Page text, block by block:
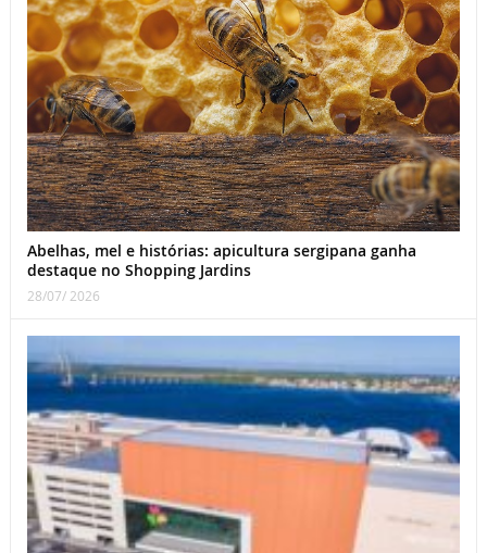
Abelhas, mel e histórias: apicultura sergipana ganha
destaque no Shopping Jardins
28/07/ 2026